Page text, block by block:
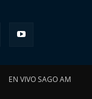
EN VIVO SAGO AM